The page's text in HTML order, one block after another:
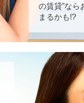
の賃貸”なら
まるかも!?